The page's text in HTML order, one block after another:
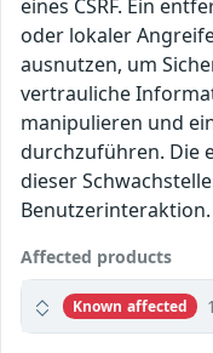
eines CSRF. Ein
oder lokaler
ausnutzen, um
vertrauliche
manipulieren und
durchzuführen. Die
dieser
Benutzerinteraktion.
Affected products
Known affected